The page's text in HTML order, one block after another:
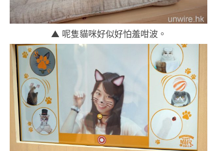
▲ 呢隻貓咪好似好怕羞咁波。